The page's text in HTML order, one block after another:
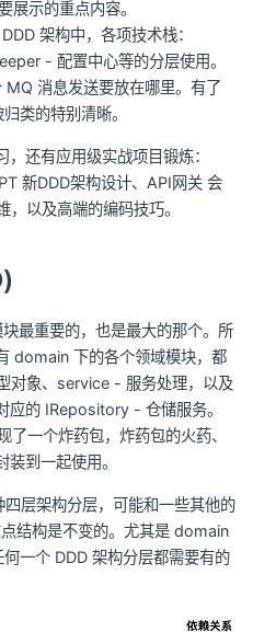
展示的重点内容。
架构中，各项技术栈：
- 配置中心等的分层使用。
消息发送要放在哪里。有了
类的特别清晰。
还有应用级实战项目锻炼：
新DDD架构设计、API网关 会
以及高端的编码技巧。
最重要的，也是最大的那个。所
domain 下的各个领域模块，都
对象、service - 服务处理，以及
应的 IRepository - 仓储服务。
一个炸药包，炸药包的火药、
到一起使用。
层架构分层，可能和一些其他的
结构是不变的。尤其是 domain
一个 DDD 架构分层都需要有的